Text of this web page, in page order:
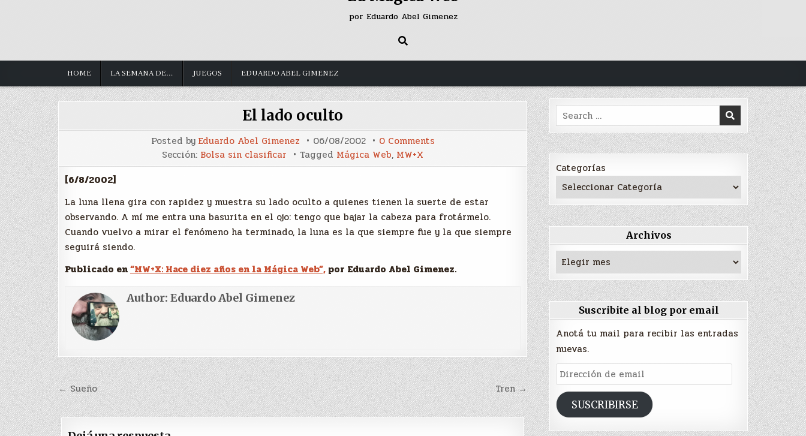
por Eduardo Abel Gimenez
HOME LA SEMANA DE… JUEGOS EDUARDO ABEL GIMENEZ
El lado oculto
Posted by Eduardo Abel Gimenez 06/08/2002 0 Commentson
oculto
Sección: Bolsa sin clasificar Tagged Mágica Web, MW+X
[6/8/2002]
La luna llena gira con rapidez y muestra su lado oculto a quienes tienen la suerte de estar
observando. A mí me entra una basurita en el ojo: tengo que bajar la cabeza para frotármelo.
Cuando vuelvo a mirar el fenómeno ha terminado, la luna es la que siempre fue y la que siempre
seguirá siendo.
Publicado en“MW+X: Hace diez años en la Mágica Web”, por Eduardo Abel Gimenez.
Author: Eduardo Abel Gimenez
Navegación
de
entradas
Tren →
← Sueño
Search
for:
Categorías
Archivos
Archivos
Suscribite al blog por email
Anotá tu mail para recibir las entradas
nuevas.
Dirección
de
emailSUSCRIBIRSE